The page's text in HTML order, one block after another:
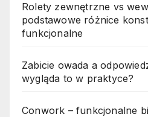
Rolety zewnętrzne vs
podstawowe różnice
funkcjonalne
Zabicie owada a
wygląda to w praktyce?
Conwork – funkcjonalne